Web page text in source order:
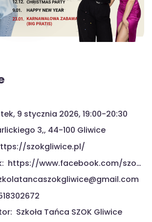
9 stycznia 2026, 19:00-20:30
3,, 44-100 Gliwice
szokgliwice.pl/
https://www.facebook.com/szokgliwice/
Szkoła Tańca SZOK Gliwice